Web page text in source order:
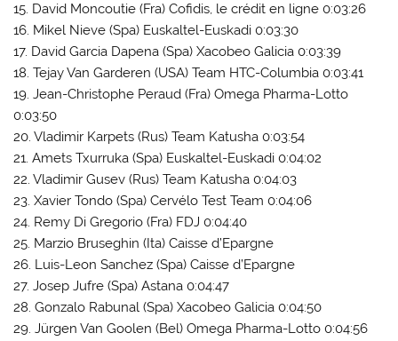
15. David Moncoutie (Fra) Cofidis, le crédit en ligne 0:03:26
16. Mikel Nieve (Spa) Euskaltel-Euskadi 0:03:30
17. David Garcia Dapena (Spa) Xacobeo Galicia 0:03:39
18. Tejay Van Garderen (USA) Team HTC-Columbia 0:03:41
19. Jean-Christophe Peraud (Fra) Omega Pharma-Lotto
0:03:50
20. Vladimir Karpets (Rus) Team Katusha 0:03:54
21. Amets Txurruka (Spa) Euskaltel-Euskadi 0:04:02
22. Vladimir Gusev (Rus) Team Katusha 0:04:03
23. Xavier Tondo (Spa) Cervélo Test Team 0:04:06
24. Remy Di Gregorio (Fra) FDJ 0:04:40
25. Marzio Bruseghin (Ita) Caisse d’Epargne
26. Luis-Leon Sanchez (Spa) Caisse d’Epargne
27. Josep Jufre (Spa) Astana 0:04:47
28. Gonzalo Rabunal (Spa) Xacobeo Galicia 0:04:50
29. Jürgen Van Goolen (Bel) Omega Pharma-Lotto 0:04:56